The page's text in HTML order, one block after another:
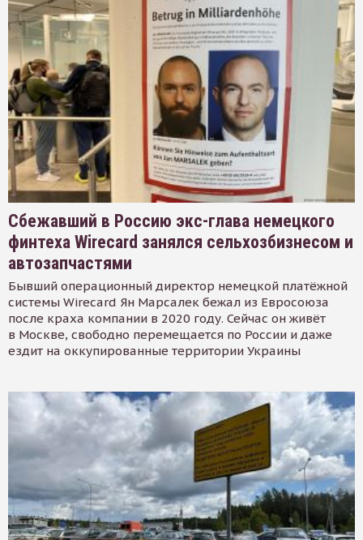
Сбежавший в Россию экс-глава немецкого
финтеха Wirecard занялся сельхозбизнесом и
автозапчастями
Бывший операционный директор немецкой платёжной
системы Wirecard Ян Марсалек бежал из Евросоюза
после краха компании в 2020 году. Сейчас он живёт
в Москве, свободно перемещается по России и даже
ездит на оккупированные территории Украины